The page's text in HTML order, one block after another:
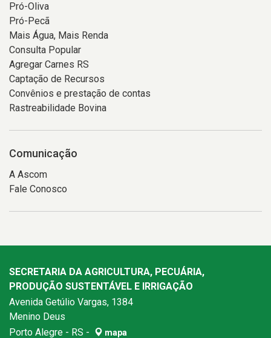
Pró-Oliva
Pró-Pecã
Mais Água, Mais Renda
Consulta Popular
Agregar Carnes RS
Captação de Recursos
Convênios e prestação de contas
Rastreabilidade Bovina
Comunicação
A Ascom
Fale Conosco
SECRETARIA DA AGRICULTURA, PECUÁRIA,
PRODUÇÃO SUSTENTÁVEL E IRRIGAÇÃO
Avenida Getúlio Vargas, 1384
Menino Deus
Porto Alegre - RS -
mapa